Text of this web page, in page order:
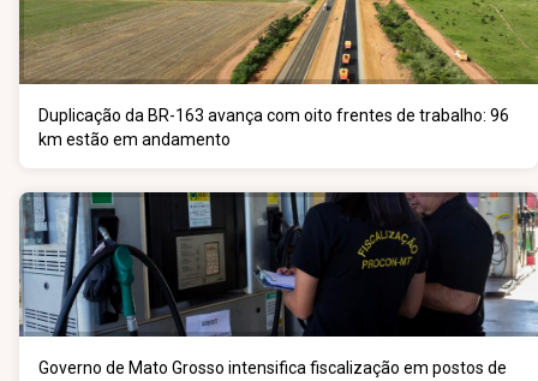
Duplicação da BR-163 avança com oito frentes de trabalho: 96
km estão em andamento
Governo de Mato Grosso intensifica fiscalização em postos de